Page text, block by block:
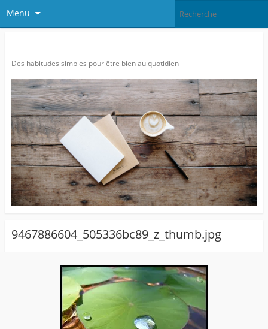
Menu
Des habitudes simples pour être bien au quotidien
9467886604_505336bc89_z_thumb.jpg